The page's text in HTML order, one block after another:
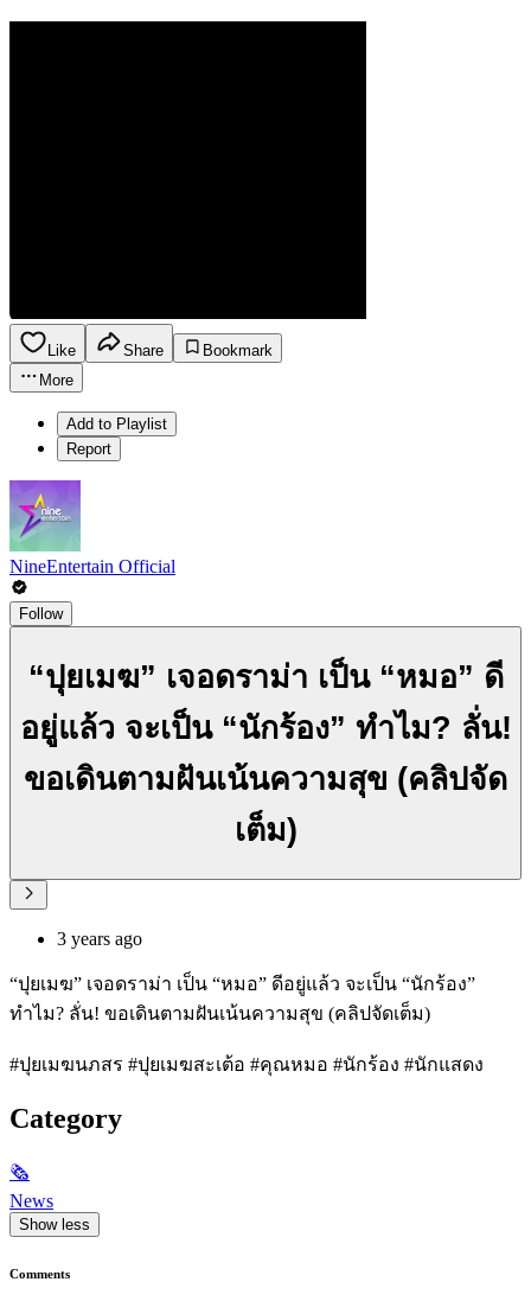
Like Share
Bookmark
More
Add to Playlist
Report
NineEntertain Official
Follow
“ปุยเมฆ” เจอดราม่า เป็น “หมอ” ดี
อยู่แล้ว จะเป็น “นักร้อง” ทำไม? ลั่น!
ขอเดินตามฝันเน้นความสุข (คลิปจัด
เต็ม)
3 years ago
“ปุยเมฆ” เจอดราม่า เป็น “หมอ” ดีอยู่แล้ว จะเป็น “นักร้อง”
ทำไม? ลั่น! ขอเดินตามฝันเน้นความสุข (คลิปจัดเต็ม)
#ปุยเมฆนภสร #ปุยเมฆสะเต้อ #คุณหมอ #นักร้อง #นักแสดง
Category
🗞
News
Show less
Comments